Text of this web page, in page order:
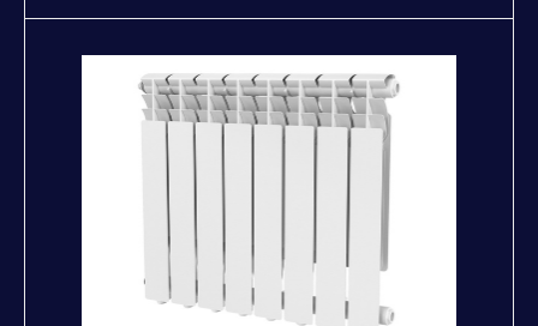
Нажимая кнопку "отправить", вы соглашаетесь
условиями обработки персональных данных.
Отправить